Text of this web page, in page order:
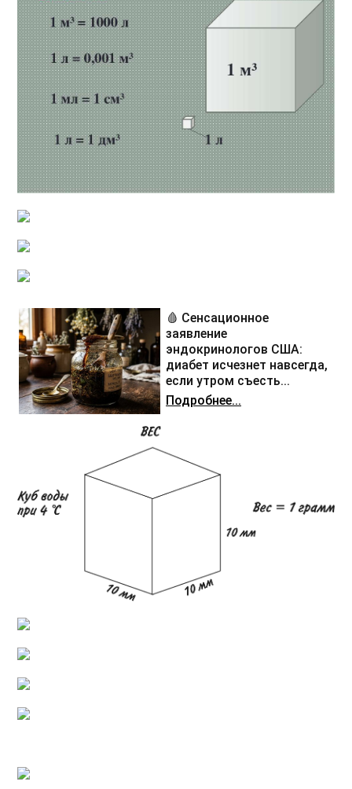
🩸 Сенсационное
заявление
эндокринологов США:
диабет исчезнет навсегда,
если утром съесть...
Подробнее...